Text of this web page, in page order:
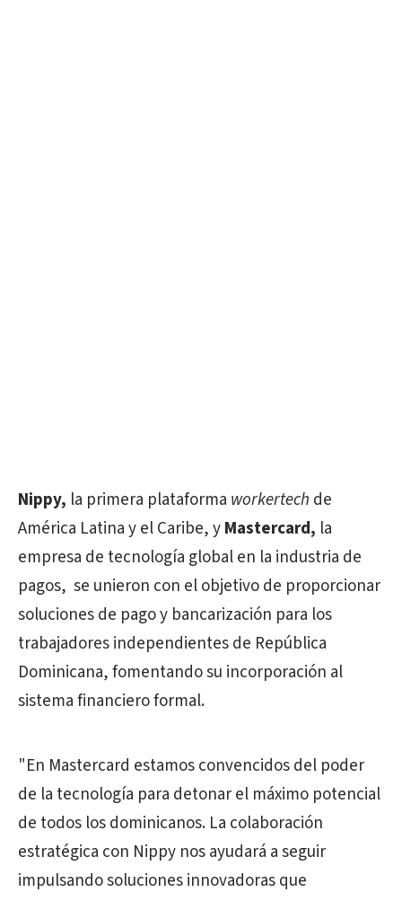
Nippy, la primera plataforma workertech de
América Latina y el Caribe, yMastercard, la
empresa de tecnología global en la industria de
pagos, se unieron con el objetivo de proporcionar
soluciones de pago y bancarización para los
trabajadores independientes de República
Dominicana, fomentando su incorporación al
sistema financiero formal.
"En Mastercard estamos convencidos del poder
de la tecnología para detonar el máximo potencial
de todos los dominicanos. La colaboración
estratégica con Nippy nos ayudará a seguir
impulsando soluciones innovadoras que